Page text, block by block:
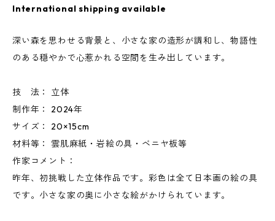
International shipping available
深い森を思わせる背景と、小さな家の造形が調和し、物語性
のある穏やかで心惹かれる空間を生み出しています。
技 法： 立体
制作年： 2024年
サイズ： 20×15cm
材料等： 雲肌麻紙・岩絵の具・ベニヤ板等
作家コメント：
昨年、初挑戦した立体作品です。彩色は全て日本画の絵の具
です。小さな家の奥に小さな絵がかけられています。